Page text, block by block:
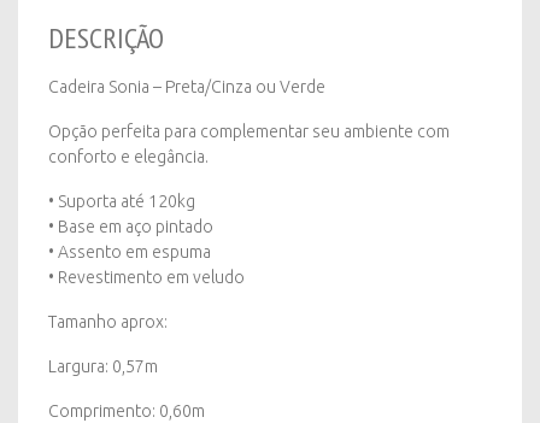
DESCRIÇÃO
Cadeira Sonia – Preta/Cinza ou Verde
Opção perfeita para complementar seu ambiente com
conforto e elegância.
• Suporta até 120kg
• Base em aço pintado
• Assento em espuma
• Revestimento em veludo
Tamanho aprox:
Largura: 0,57m
Comprimento: 0,60m